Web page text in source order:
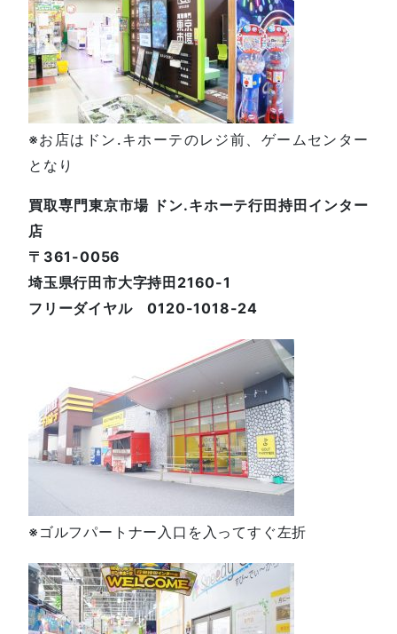
※お店はドン.キホーテのレジ前、ゲームセンター
となり
買取専門東京市場 ドン.キホーテ行田持田インター
店
〒361-0056
埼玉県行田市大字持田2160-1
フリーダイヤル 0120-1018-24
※ゴルフパートナー入口を入ってすぐ左折